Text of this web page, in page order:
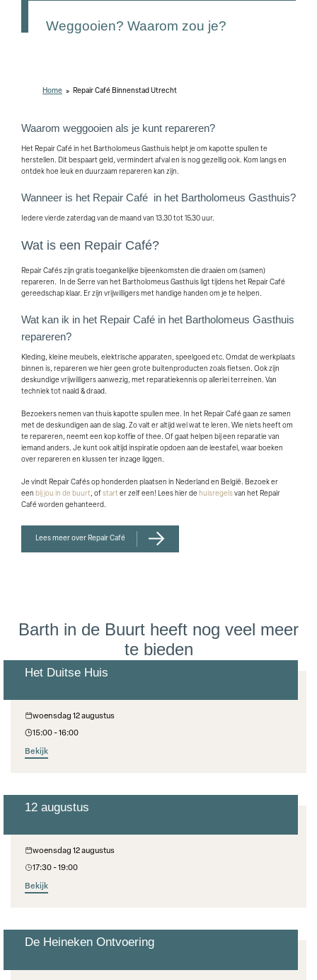
Weggooien? Waarom zou je?
Home Repair Café Binnenstad Utrecht
Waarom weggooien als je kunt repareren?
Het Repair Café in het Bartholomeus Gasthuis helpt je om kapotte spullen te
herstellen. Dit bespaart geld, vermindert afval en is nog gezellig ook. Kom langs en
ontdek hoe leuk en duurzaam repareren kan zijn.
Wanneer is het Repair Café in het Bartholomeus Gasthuis?
Iedere vierde zaterdag van de maand van 13.30 tot 15.30 uur.
Wat is een Repair Café?
Repair Cafés zijn gratis toegankelijke bijeenkomsten die draaien om (samen)
repareren. In de Serre van het Bartholomeus Gasthuis ligt tijdens het Repair Café
gereedschap klaar. Er zijn vrijwilligers met handige handen om je te helpen.
Wat kan ik in het Repair Café in het Bartholomeus Gasthuis
repareren?
Kleding, kleine meubels, elektrische apparaten, speelgoed etc. Omdat de werkplaats
binnen is, repareren we hier geen grote buitenproducten zoals fietsen. Ook zijn
deskundige vrijwilligers aanwezig, met reparatiekennis op allerlei terreinen. Van
techniek tot naald & draad.
Bezoekers nemen van thuis kapotte spullen mee. In het Repair Café gaan ze samen
met de deskundigen aan de slag. Zo valt er altijd wel wat te leren. Wie niets heeft om
te repareren, neemt een kop koffie of thee. Of gaat helpen bij een reparatie van
iemand anders. Je kunt ook altijd inspiratie opdoen aan de leestafel, waar boeken
over repareren en klussen ter inzage liggen.
Je vindt Repair Cafés op honderden plaatsen in Nederland en België. Bezoek er
een bij jou in de buurt, ofstarter zelf een! Lees hier de huisregelsvan het Repair
Café worden gehanteerd.
Lees meer over Repair Café
Barth in de Buurt heeft nog veel meer
te bieden
Cultuur Op Woensdag
Het Duitse Huis
woensdag 12 augustus
15:00 - 16:00
Bekijk
Aanschuiftafel
12 augustus
woensdag 12 augustus
17:30 - 19:00
Bekijk
Barths Filmavond
De Heineken Ontvoering